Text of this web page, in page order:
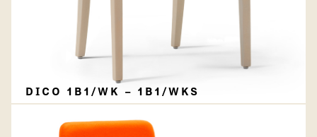
DICO 1B1/WK – 1B1/WKS